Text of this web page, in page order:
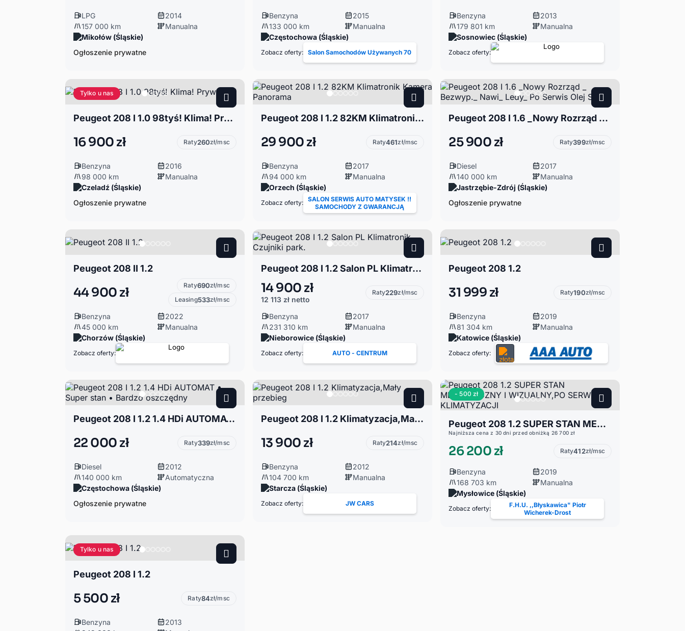
LPG
2014
157 000 km
Manualna
Mikołów (Śląskie)
Ogłoszenie prywatne
Benzyna
2015
133 000 km
Manualna
Częstochowa (Śląskie)
Zobacz oferty: Salon Samochodów Używanych 70
Benzyna
2013
179 801 km
Manualna
Sosnowiec (Śląskie)
Zobacz oferty:
Tylko u nas
Peugeot 208 I 1.0 98tyś! Klima! Prywatnie!
16 900 zł Raty260zł/msc
Benzyna
2016
98 000 km
Manualna
Czeladź (Śląskie)
Ogłoszenie prywatne
Peugeot 208 I 1.2 82KM Klimatronik Kamera Panorama
29 900 zł Raty461zł/msc
Benzyna
2017
94 000 km
Manualna
Orzech (Śląskie)
Zobacz oferty:
SALON SERWIS AUTO MATYSEK !!
SAMOCHODY Z GWARANCJĄ
Peugeot 208 I 1.6 _Nowy Rozrząd _ Bezwyp._ Nawi_ Ledy_ Po Serwis Olej Silnik
25 900 zł Raty399zł/msc
Diesel
2017
140 000 km
Manualna
Jastrzębie-Zdrój (Śląskie)
Ogłoszenie prywatne
Peugeot 208 II 1.2
44 900 zł Raty690zł/msc
Leasing533zł/msc
Benzyna
2022
45 000 km
Manualna
Chorzów (Śląskie)
Zobacz oferty:
Peugeot 208 I 1.2 Salon PL Klimatronik Czujniki park.
14 900 zł
12 113 zł netto
Raty229zł/msc
Benzyna
2017
231 310 km
Manualna
Nieborowice (Śląskie)
Zobacz oferty: AUTO - CENTRUM
Peugeot 208 1.2
31 999 zł Raty190zł/msc
Benzyna
2019
81 304 km
Manualna
Katowice (Śląskie)
Zobacz oferty:
Peugeot 208 I 1.2 1.4 HDi AUTOMAT • Super stan • Bardzo oszczędny
22 000 zł Raty339zł/msc
Diesel
2012
140 000 km
Automatyczna
Częstochowa (Śląskie)
Ogłoszenie prywatne
Peugeot 208 I 1.2 Klimatyzacja,Mały przebieg
13 900 zł Raty214zł/msc
Benzyna
2012
104 700 km
Manualna
Starcza (Śląskie)
Zobacz oferty: JW CARS
- 500 zł
Peugeot 208 1.2 SUPER STAN MECHANICZNY I WIZUALNY,PO SERWISIE KLIMATYZACJI
Najniższa cena z 30 dni przed obniżką 26 700 zł
26 200 zł Raty412zł/msc
Benzyna
2019
168 703 km
Manualna
Mysłowice (Śląskie)
Zobacz oferty:
F.H.U. ,,Błyskawica" Piotr
Wicherek-Drost
Tylko u nas
Peugeot 208 I 1.2
5 500 zł Raty84zł/msc
Benzyna
2013